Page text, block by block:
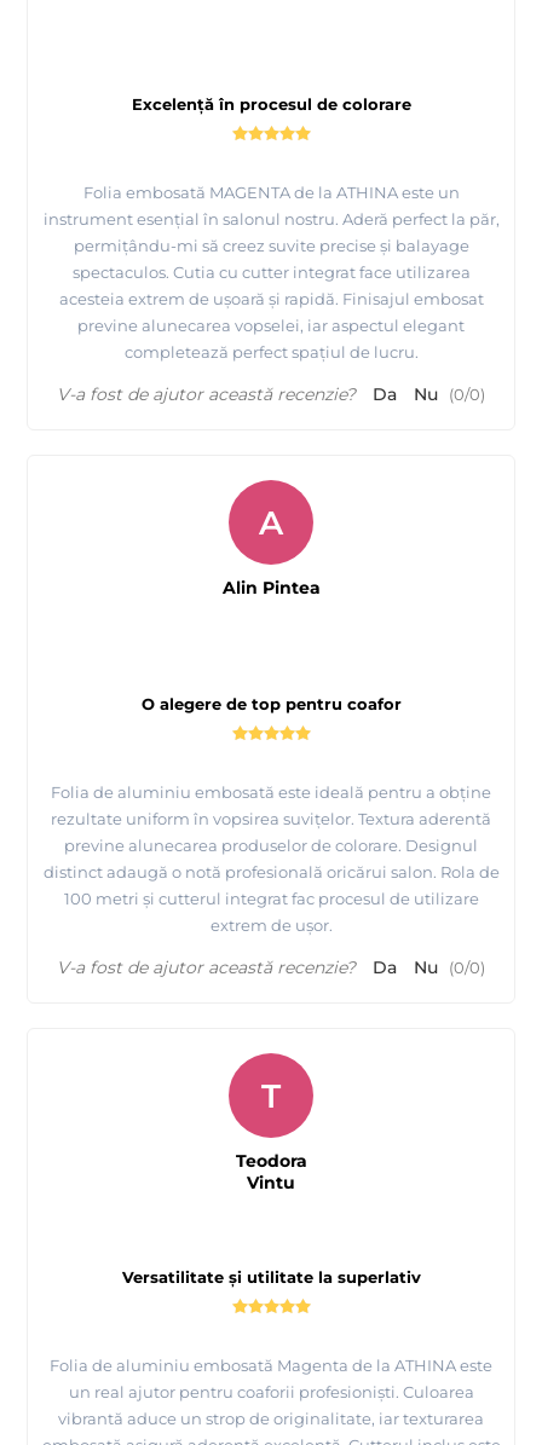
Excelență în procesul de colorare
Folia embosată MAGENTA de la ATHINA este un
instrument esențial în salonul nostru. Aderă perfect la păr,
permițându-mi să creez suvite precise și balayage
spectaculos. Cutia cu cutter integrat face utilizarea
acesteia extrem de ușoară și rapidă. Finisajul embosat
previne alunecarea vopselei, iar aspectul elegant
completează perfect spațiul de lucru.
V-a fost de ajutor această recenzie? Da Nu (0/0)
O alegere de top pentru coafor
Folia de aluminiu embosată este ideală pentru a obține
rezultate uniform în vopsirea suvițelor. Textura aderentă
previne alunecarea produselor de colorare. Designul
distinct adaugă o notă profesională oricărui salon. Rola de
100 metri și cutterul integrat fac procesul de utilizare
extrem de ușor.
A
Alin Pintea
V-a fost de ajutor această recenzie? Da Nu (0/0)
Versatilitate și utilitate la superlativ
Folia de aluminiu embosată Magenta de la ATHINA este
un real ajutor pentru coaforii profesioniști. Culoarea
vibrantă aduce un strop de originalitate, iar texturarea
T
Teodora
Vintu